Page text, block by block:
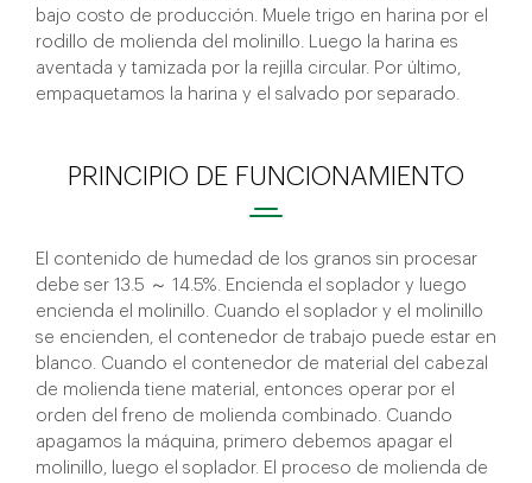
bajo costo de producción. Muele trigo en harina por el
rodillo de molienda del molinillo. Luego la harina es
aventada y tamizada por la rejilla circular. Por último,
empaquetamos la harina y el salvado por separado.
PRINCIPIO DE FUNCIONAMIENTO
El contenido de humedad de los granos sin procesar
debe ser 13.5 ～ 14.5%. Encienda el soplador y luego
encienda el molinillo. Cuando el soplador y el molinillo
se encienden, el contenedor de trabajo puede estar en
blanco. Cuando el contenedor de material del cabezal
de molienda tiene material, entonces operar por el
orden del freno de molienda combinado. Cuando
apagamos la máquina, primero debemos apagar el
molinillo, luego el soplador. El proceso de molienda de